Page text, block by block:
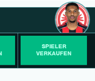
SPIELER
VERKAUFEN